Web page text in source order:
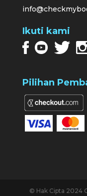
Ikuti kami
Pilihan
© Hak Cipta 2024